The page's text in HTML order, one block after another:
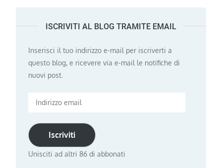
ISCRIVITI AL BLOG TRAMITE EMAIL
Inserisci il tuo indirizzo e-mail per iscriverti a
questo blog, e ricevere via e-mail le notifiche di
nuovi post.
Indirizzo
Iscriviti
Unisciti ad altri 86 di abbonati